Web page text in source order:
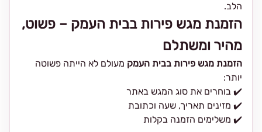
הלב.
הזמנת מגש פירות בבית העמק – פשוט,
מהיר ומשתלם
הזמנת מגש פירות בבית העמק מעולם לא הייתה פשוטה
יותר:
✔️ בוחרים את סוג המגש באתר
✔️ מזינים תאריך, שעה וכתובת
✔️ משלימים הזמנה בקלות